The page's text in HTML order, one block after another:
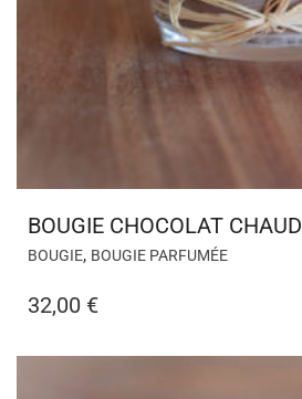
BOUGIE CHOCOLAT CHAUD
BOUGIE, BOUGIE PARFUMÉE
32,00 €